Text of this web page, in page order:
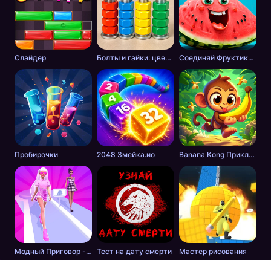
Слайдер Болты и гайки: цветная сортировка Соединяй Фруктики: Арбуз в 2048!
Пробирочки 2048 Змейка.ио Banana Kong Приключение
Модный Приговор - Одевалки для Девочек Тест на дату смерти Мастер рисования